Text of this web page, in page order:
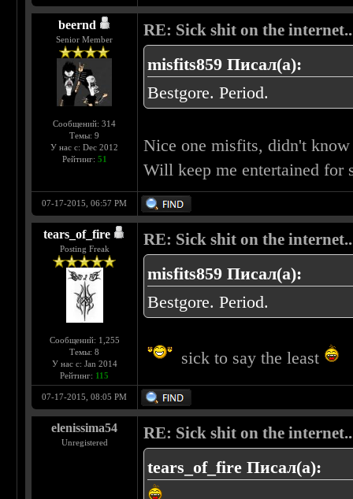
beernd
Senior Member
Сообщений: 314
Темы: 9
У нас с: Dec 2012
Рейтинг: 51
RE: Sick shit on the
misfits859 Писал(а):
Bestgore. Period.
Nice one misfits, didn't
Will keep me entertained for
07-17-2015, 06:57 PM
tears_of_fire
Posting Freak
Сообщений: 1,255
Темы: 8
У нас с: Jan 2014
Рейтинг: 115
RE: Sick shit on the
misfits859 Писал(а):
Bestgore. Period.
sick to say the least
07-17-2015, 08:05 PM
elenissima54
Unregistered
RE: Sick shit on the
tears_of_fire Писал(а):